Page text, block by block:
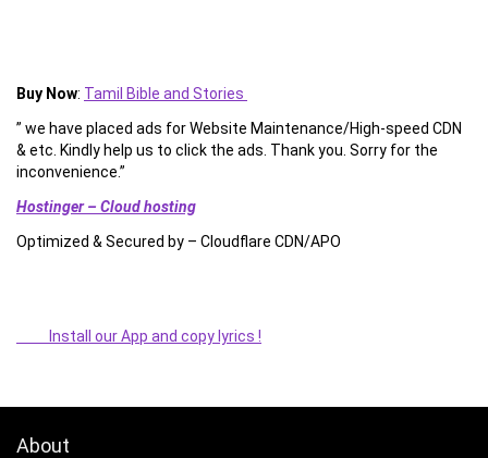
Buy Now: Tamil Bible and Stories
” we have placed ads for Website Maintenance/High-speed CDN
& etc. Kindly help us to click the ads. Thank you. Sorry for the
inconvenience.”
Hostinger – Cloud hosting
Optimized & Secured by – Cloudflare CDN/APO
Install our App and copy lyrics !
About